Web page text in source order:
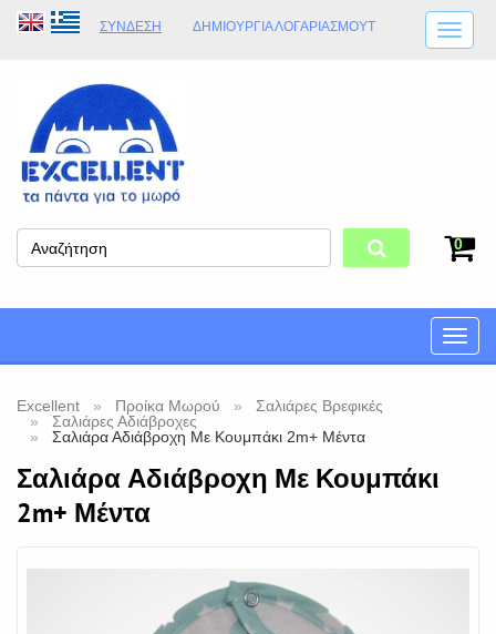
ΣΎΝΔΕΣΗ ΔΗΜΙΟΥΡΓΊΑ ΛΟΓΑΡΙΑΣΜΟΎT
ΩΡΆΡΙΟ ΚΑΤΑΣΤΉΜΑΤΟΣ
ΦΥΣΙΚΌ ΚΑΤΆΣΤΗΜΑ
0
Toggle
Excellent Προίκα Μωρού
Σαλιάρες Βρεφικές
Σαλιάρες Αδιάβροχες
Σαλιάρα Αδιάβροχη Με Κουμπάκι 2m+ Μέντα
Σαλιάρα Αδιάβροχη Με Κουμπάκι
2m+ Μέντα